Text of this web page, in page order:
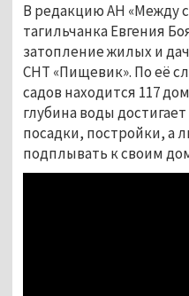
В редакцию АН «Между
тагильчанка Евгения
затопление жилых и
СНТ «Пищевик». По её
садов находится 117
глубина воды
посадки, постройки, а
подплывать к своим